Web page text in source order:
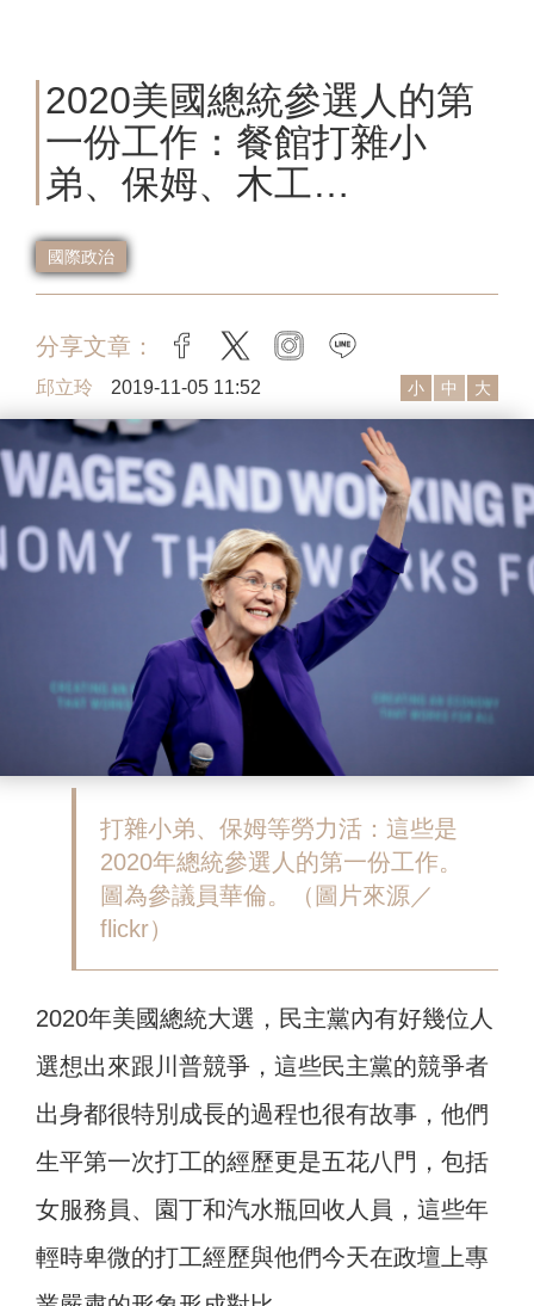
2020美國總統參選人的第
一份工作：餐館打雜小
弟、保姆、木工…
國際政治
分享文章： facebook
twitter instagram
邱立玲 2019-11-05 11:52 小 中 大
打雜小弟、保姆等勞力活：這些是
2020年總統參選人的第一份工作。
圖為參議員華倫。（圖片來源／
flickr）
2020年美國總統大選，民主黨內有好幾位人
選想出來跟川普競爭，這些民主黨的競爭者
出身都很特別成長的過程也很有故事，他們
生平第一次打工的經歷更是五花八門，包括
女服務員、園丁和汽水瓶回收人員，這些年
輕時卑微的打工經歷與他們今天在政壇上專